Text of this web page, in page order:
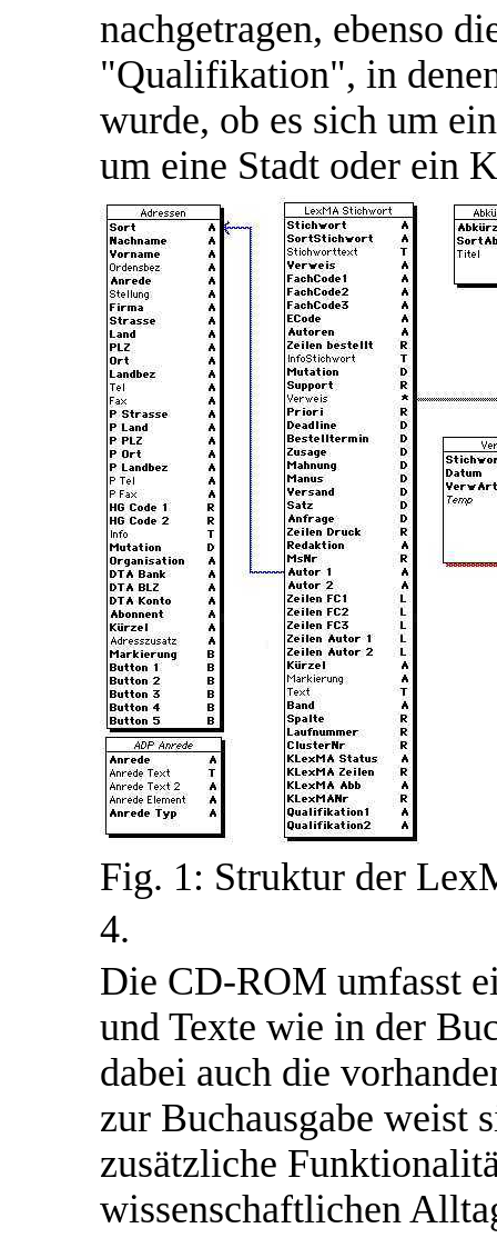
nachgetragen, ebenso
"Qualifikation", in
wurde, ob es sich um
um eine Stadt oder ein
Fig. 1: Struktur der
4.
Die CD-ROM umfasst
und Texte wie in der
dabei auch die
zur Buchausgabe weist
zusätzliche
wissenschaftlichen